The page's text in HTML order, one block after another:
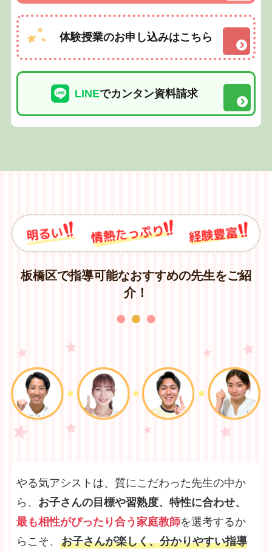
体験授業のお申し込みはこちら
LINEでカンタン資料請求
板橋区で指導可能なおすすめの先生をご紹
介！
やる気アシストは、質にこだわった先生の中か
ら、 お子さんの目標や習熟度、特性に合わせ、
最も相性がぴったり合う家庭教師を選考するか
らこそ、 お子さんが楽しく、分かりやすい指導